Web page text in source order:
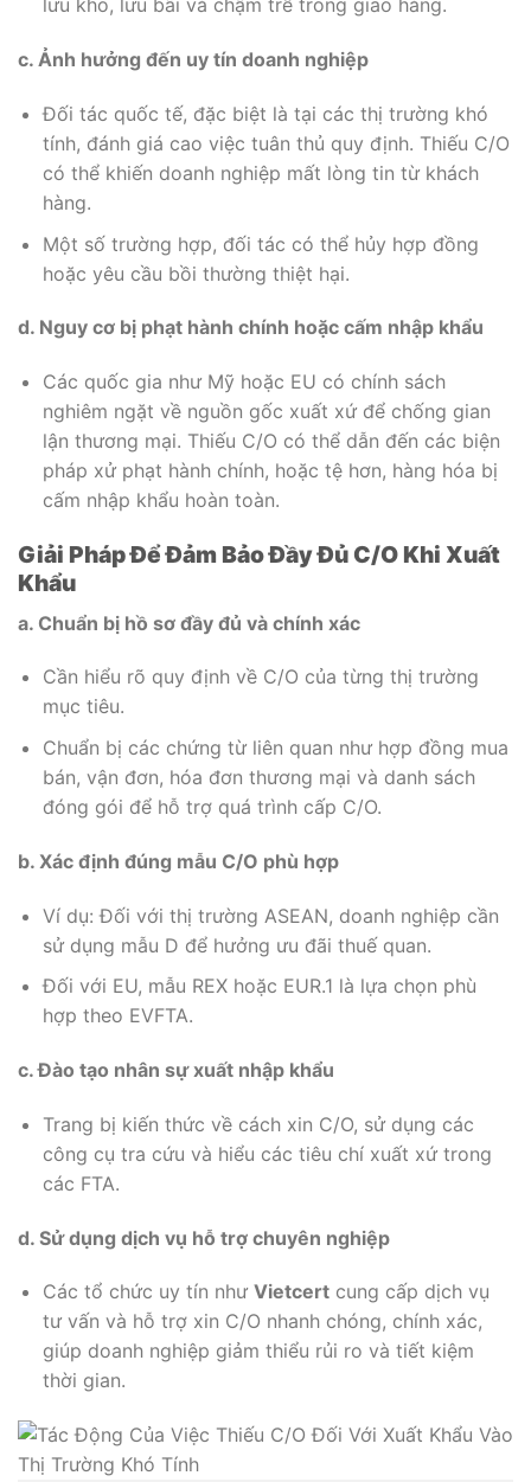
lưu kho, lưu bãi và chậm trễ trong giao hàng.
c. Ảnh hưởng đến uy tín doanh nghiệp
Đối tác quốc tế, đặc biệt là tại các thị trường khó
tính, đánh giá cao việc tuân thủ quy định. Thiếu C/O
có thể khiến doanh nghiệp mất lòng tin từ khách
hàng.
Một số trường hợp, đối tác có thể hủy hợp đồng
hoặc yêu cầu bồi thường thiệt hại.
d. Nguy cơ bị phạt hành chính hoặc cấm nhập khẩu
Các quốc gia như Mỹ hoặc EU có chính sách
nghiêm ngặt về nguồn gốc xuất xứ để chống gian
lận thương mại. Thiếu C/O có thể dẫn đến các biện
pháp xử phạt hành chính, hoặc tệ hơn, hàng hóa bị
cấm nhập khẩu hoàn toàn.
Giải Pháp Để Đảm Bảo Đầy Đủ C/O Khi Xuất
Khẩu
a. Chuẩn bị hồ sơ đầy đủ và chính xác
Cần hiểu rõ quy định về C/O của từng thị trường
mục tiêu.
Chuẩn bị các chứng từ liên quan như hợp đồng mua
bán, vận đơn, hóa đơn thương mại và danh sách
đóng gói để hỗ trợ quá trình cấp C/O.
b. Xác định đúng mẫu C/O phù hợp
Ví dụ: Đối với thị trường ASEAN, doanh nghiệp cần
sử dụng mẫu D để hưởng ưu đãi thuế quan.
Đối với EU, mẫu REX hoặc EUR.1 là lựa chọn phù
hợp theo EVFTA.
c. Đào tạo nhân sự xuất nhập khẩu
Trang bị kiến thức về cách xin C/O, sử dụng các
công cụ tra cứu và hiểu các tiêu chí xuất xứ trong
các FTA.
d. Sử dụng dịch vụ hỗ trợ chuyên nghiệp
Các tổ chức uy tín như Vietcertcung cấp dịch vụ
tư vấn và hỗ trợ xin C/O nhanh chóng, chính xác,
giúp doanh nghiệp giảm thiểu rủi ro và tiết kiệm
thời gian.